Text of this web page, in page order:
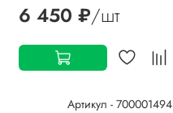
6 450 ₽/шт
Артикул - 700001494